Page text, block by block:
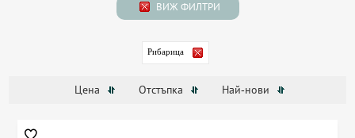
ВИЖ ФИЛТРИ
Рибарица
Цена Отстъпка Най-нови